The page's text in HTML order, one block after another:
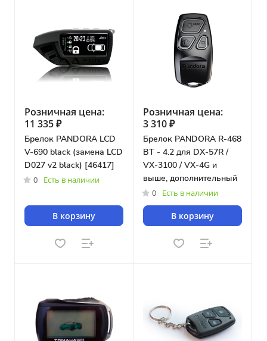
Розничная цена:
11 335 ₽
Брелок PANDORA LCD
V-690 black (замена LCD
D027 v2 black) [46417]
0 Есть в наличии
В корзину
Розничная цена:
3 310 ₽
Брелок PANDORA R-468
BT - 4.2 для DX-57R /
VX-3100 / VX-4G и
выше, дополнительный
0 Есть в наличии
В корзину